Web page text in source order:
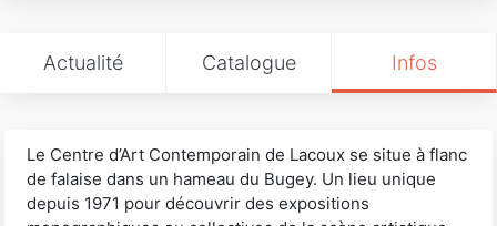
Actualité Catalogue Infos
Le Centre d’Art Contemporain de Lacoux se situe à flanc
de falaise dans un hameau du Bugey. Un lieu unique
depuis 1971 pour découvrir des expositions